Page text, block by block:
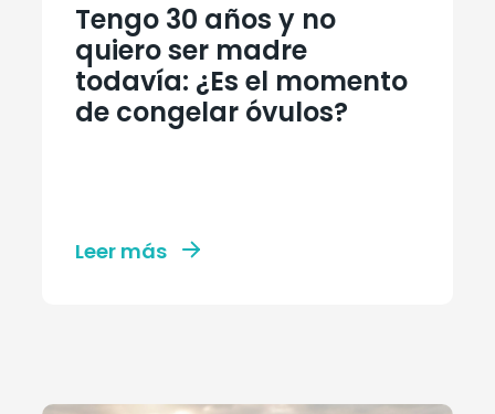
Tengo 30 años y no
quiero ser madre
todavía: ¿Es el momento
de congelar óvulos?
Leer más